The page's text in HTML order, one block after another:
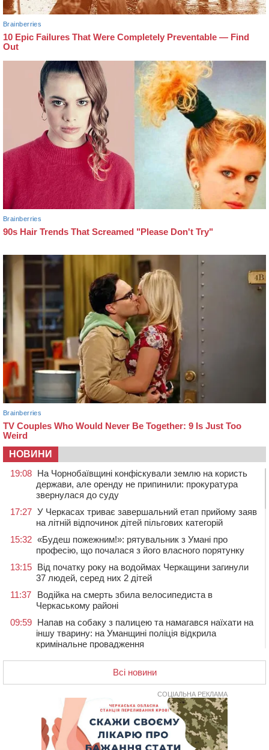
НОВИНИ
19:08 На Чорнобаївщині конфіскували землю на користь
держави, але оренду не припинили: прокуратура
звернулася до суду
17:27 У Черкасах триває завершальний етап прийому заяв
на літній відпочинок дітей пільгових категорій
15:32 «Будеш пожежним!»: рятувальник з Умані про
професію, що почалася з його власного порятунку
13:15 Від початку року на водоймах Черкащини загинули
37 людей, серед них 2 дітей
11:37
Водійка на смерть збила велосипедиста в
Черкаському районі
09:59 Напав на собаку з палицею та намагався наїхати на
іншу тварину: на Уманщині поліція відкрила
кримінальне провадження
08:44 Безкоштовне харчування, укриття та STEM: Черкаси
готують освітню галузь до нового навчального року
Черкаські вершники здобули нагороди української
першості
На Уманщині експосадовицю відділу освіти
судитимуть через завдані бюджету збитки
Всі новини
СОЦІАЛЬНА РЕКЛАМА